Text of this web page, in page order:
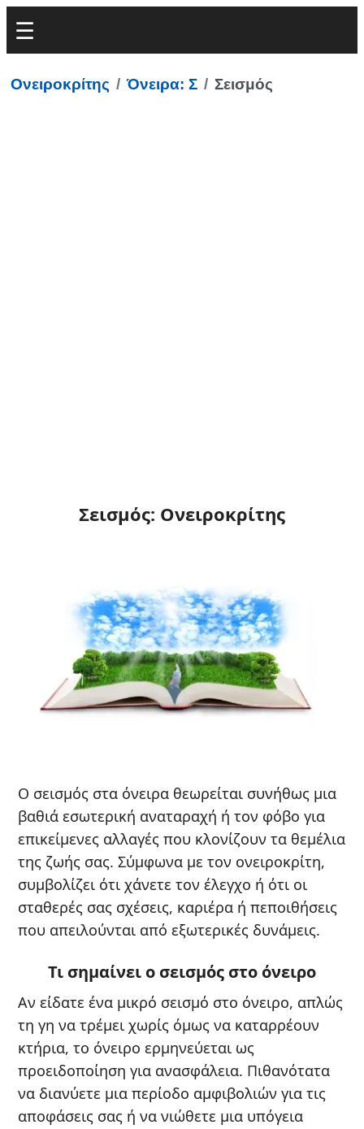
Ονειροκρίτης Όνειρα: Σ Σεισμός
Σεισμός: Ονειροκρίτης
Ο σεισμός στα όνειρα θεωρείται συνήθως μια
βαθιά εσωτερική αναταραχή ή τον φόβο για
επικείμενες αλλαγές που κλονίζουν τα θεμέλια
της ζωής σας. Σύμφωνα με τον ονειροκρίτη,
συμβολίζει ότι χάνετε τον έλεγχο ή ότι οι
σταθερές σας σχέσεις, καριέρα ή πεποιθήσεις
που απειλούνται από εξωτερικές δυνάμεις.
Τι σημαίνει ο σεισμός στο όνειρο
Αν είδατε ένα μικρό σεισμό στο όνειρο, απλώς
τη γη να τρέμει χωρίς όμως να καταρρέουν
κτήρια, το όνειρο ερμηνεύεται ως
προειδοποίηση για ανασφάλεια. Πιθανότατα
να διανύετε μια περίοδο αμφιβολιών για τις
αποφάσεις σας ή να νιώθετε μια υπόγεια